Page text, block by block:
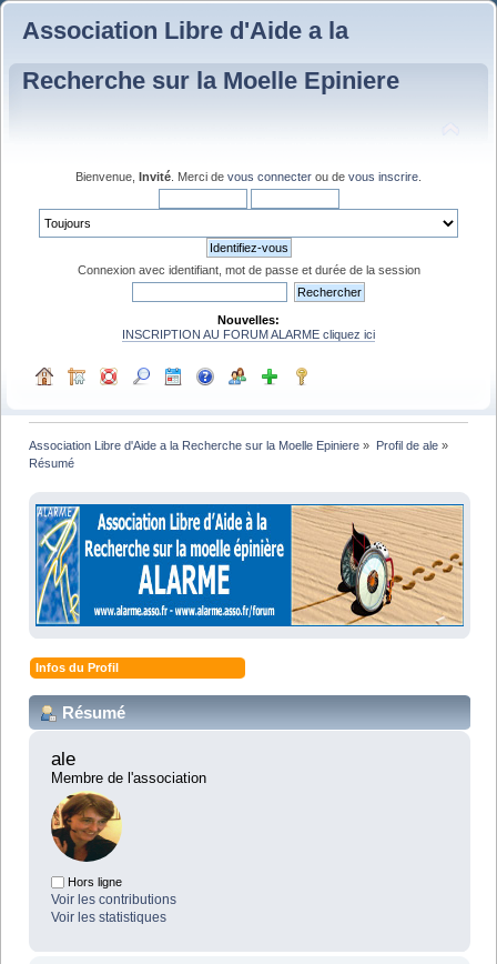
Association Libre d'Aide a la
Recherche sur la Moelle Epiniere
Bienvenue, Invité . Merci de vous connecter ou de vous inscrire
Connexion avec identifiant, mot de passe et durée de la session
Nouvelles:
INSCRIPTION AU FORUM ALARME cliquez ici
Association Libre d'Aide a la Recherche sur la Moelle Epiniere » Profil de ale»
Résumé
Infos du Profil
Résumé
ale
Membre de l'association
Hors ligne
Voir les contributions
Voir les statistiques